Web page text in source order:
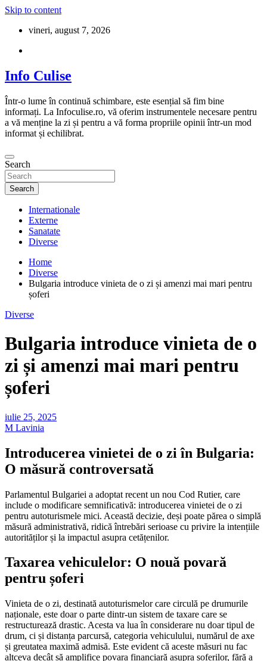
Skip to content
vineri, august 7, 2026
Info Culise
Într-o lume în continuă schimbare, este esențial să fim bine
informați. La Infoculise.ro, vă oferim instrumentele necesare pentru
a vă menține la zi și pentru a vă forma propriile opinii într-un mod
informat și echilibrat.
Search
Search
Internationale
Externe
Sanatate
Diverse
Home
Diverse
Bulgaria introduce vinieta de o zi și amenzi mai mari pentru
șoferi
Diverse
Bulgaria introduce vinieta de o
zi și amenzi mai mari pentru
șoferi
iulie 25, 2025
M Lavinia
Introducerea vinietei de o zi în Bulgaria:
O măsură controversată
Parlamentul Bulgariei a adoptat recent un nou Cod Rutier, care
include o modificare semnificativă: introducerea vinietei de o zi
pentru autoturismele mici. Această decizie, deși poate părea o simplă
măsură administrativă, ridică întrebări serioase cu privire la intențiile
autorităților și la impactul asupra cetățenilor.
Taxarea vehiculelor: O nouă povară
pentru șoferi
Vinieta de o zi, destinată autoturismelor care circulă pe drumurile
naționale, este doar o parte dintr-un sistem de taxare care se
restructurează drastic. Acesta va lua în considerare nu doar tipul de
drum, ci și distanța parcursă, categoria vehiculului, numărul de axe
și greutatea maximă admisă. Este evident că aceste măsuri nu fac
altceva decât să amplifice povara financiară asupra șoferilor, fără a